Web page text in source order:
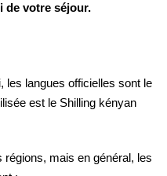
de votre séjour.
les langues officielles sont le
est le Shilling kényan
mais en général, les